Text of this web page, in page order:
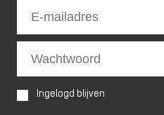
Ingelogd blijven